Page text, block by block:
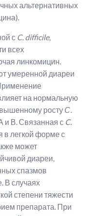
альтернативных
с C. difficile,
всех
линкомицин.
умеренной диареи
на нормальную
росту С.
и В. Связанная с C.
в легкой форме с
может
диареи,
спазмов
В случаях
степени тяжести
препарата. При